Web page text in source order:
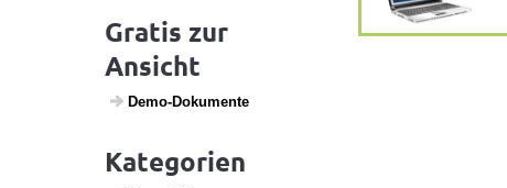
Gratis zur
Ansicht
Demo-Doku­mente
Kategorien